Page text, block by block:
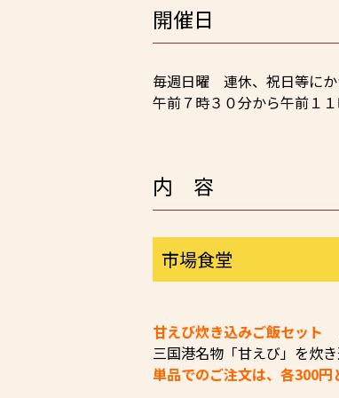
開催日
毎週日曜 連休、祝日等にか
午前７時３０分から午前１
内 容
市場食堂
甘えび炊き込みご飯セッ
三国港名物「甘えび」を炊
単品でのご注文は、各300円